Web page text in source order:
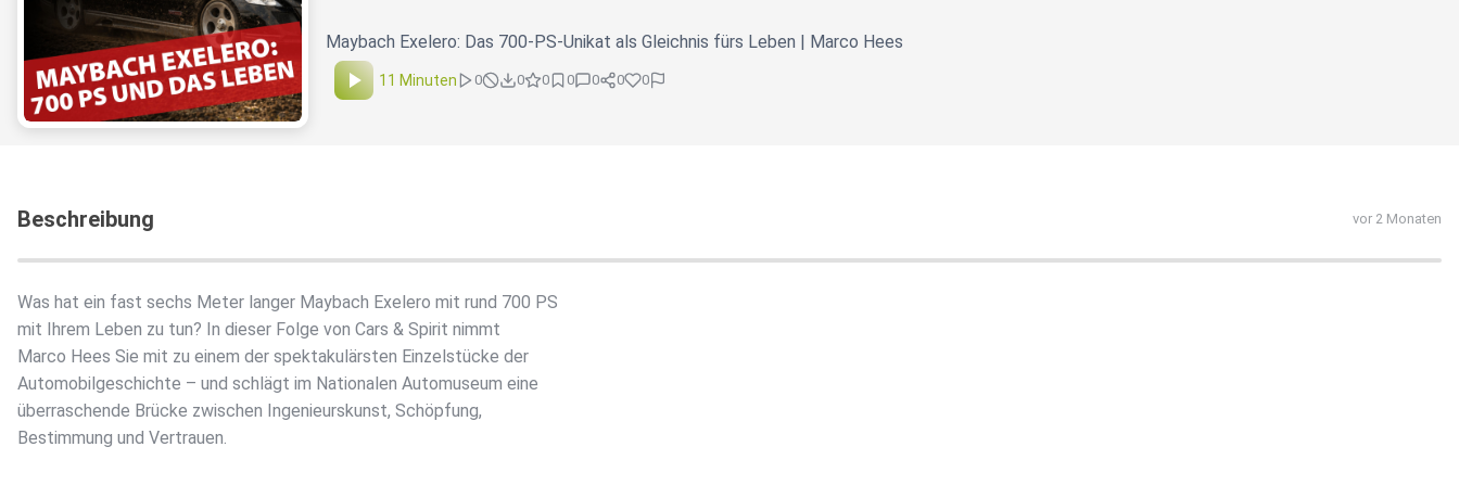
Maybach Exelero: Das 700-PS-Unikat als Gleichnis fürs Leben | Marco Hees
11 Minuten 0 0 0 0 0 0 0
Beschreibung vor 2 Monaten
Was hat ein fast sechs Meter langer Maybach Exelero mit rund 700 PS
mit Ihrem Leben zu tun? In dieser Folge von Cars & Spirit nimmt
Marco Hees Sie mit zu einem der spektakulärsten Einzelstücke der
Automobilgeschichte – und schlägt im Nationalen Automuseum eine
überraschende Brücke zwischen Ingenieurskunst, Schöpfung,
Bestimmung und Vertrauen.